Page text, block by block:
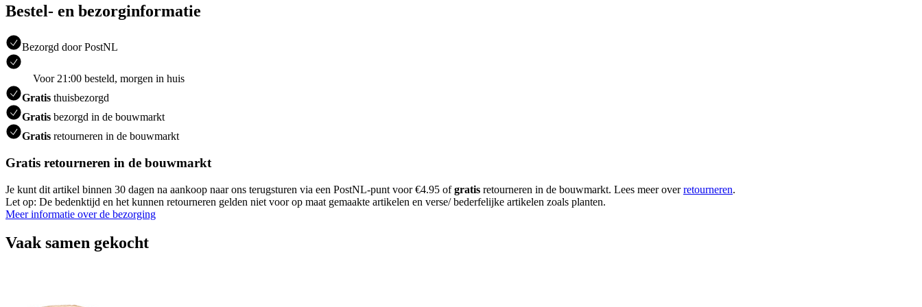
Bestel- en bezorginformatie
Bezorgd door PostNL
Voor 21:00 besteld, morgen in huis
Gratis thuisbezorgd
Gratis bezorgd in de bouwmarkt
Gratis retourneren in de bouwmarkt
Gratis retourneren in de bouwmarkt
Je kunt dit artikel binnen 30 dagen na aankoop naar ons terugsturen via een PostNL-punt voor €4.95 ofgratis retourneren in de bouwmarkt. Lees meer overretourneren.
Let op: De bedenktijd en het kunnen retourneren gelden niet voor op maat gemaakte artikelen en verse/ bederfelijke artikelen zoals planten.
Meer informatie over de bezorging
Vaak samen gekocht